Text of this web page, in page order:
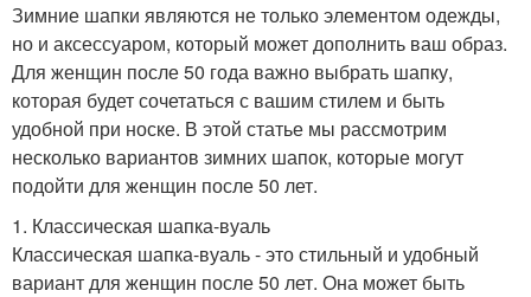
Зимние шапки являются не только элементом одежды,
но и аксессуаром, который может дополнить ваш образ.
Для женщин после 50 года важно выбрать шапку,
которая будет сочетаться с вашим стилем и быть
удобной при носке. В этой статье мы рассмотрим
несколько вариантов зимних шапок, которые могут
подойти для женщин после 50 лет.
1. Классическая шапка-вуаль
Классическая шапка-вуаль - это стильный и удобный
вариант для женщин после 50 лет. Она может быть